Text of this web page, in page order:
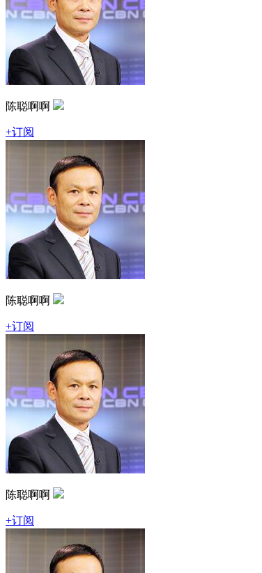
陈聪啊啊
+订阅
陈聪啊啊
+订阅
陈聪啊啊
+订阅